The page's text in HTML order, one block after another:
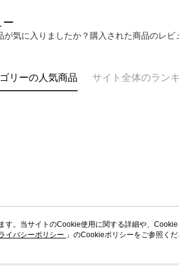
ー
が気に入りましたか？購入された商品のレ
リーの人気商品 サイト全体のラン
会社概要
す。当サイトのCookie使用に関する詳細や、
イバシーポリシー 」のCookieポリシーをご参照く